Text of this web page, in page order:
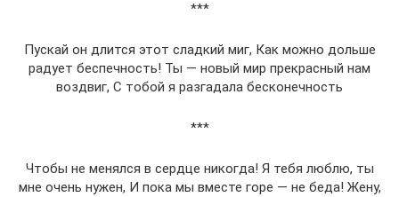
***
Пускай он длится этот сладкий миг, Как можно дольше
радует беспечность! Ты — новый мир прекрасный нам
воздвиг, С тобой я разгадала бесконечность
***
Чтобы не менялся в сердце никогда! Я тебя люблю, ты
мне очень нужен, И пока мы вместе горе — не беда! Жену,